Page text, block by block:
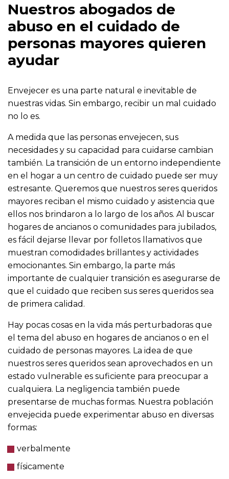
Nuestros abogados de
abuso en el cuidado de
personas mayores quieren
ayudar
Envejecer es una parte natural e inevitable de
nuestras vidas. Sin embargo, recibir un mal cuidado
no lo es.
A medida que las personas envejecen, sus
necesidades y su capacidad para cuidarse cambian
también. La transición de un entorno independiente
en el hogar a un centro de cuidado puede ser muy
estresante. Queremos que nuestros seres queridos
mayores reciban el mismo cuidado y asistencia que
ellos nos brindaron a lo largo de los años. Al buscar
hogares de ancianos o comunidades para jubilados,
es fácil dejarse llevar por folletos llamativos que
muestran comodidades brillantes y actividades
emocionantes. Sin embargo, la parte más
importante de cualquier transición es asegurarse de
que el cuidado que reciben sus seres queridos sea
de primera calidad.
Hay pocas cosas en la vida más perturbadoras que
el tema del abuso en hogares de ancianos o en el
cuidado de personas mayores. La idea de que
nuestros seres queridos sean aprovechados en un
estado vulnerable es suficiente para preocupar a
cualquiera. La negligencia también puede
presentarse de muchas formas. Nuestra población
envejecida puede experimentar abuso en diversas
formas:
verbalmente
físicamente